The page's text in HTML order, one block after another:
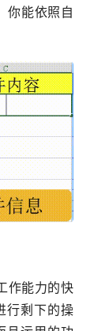
你能依照自
作能力的快
行剩下的操